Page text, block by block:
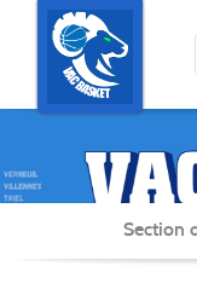
Section
Panneau de gestion des